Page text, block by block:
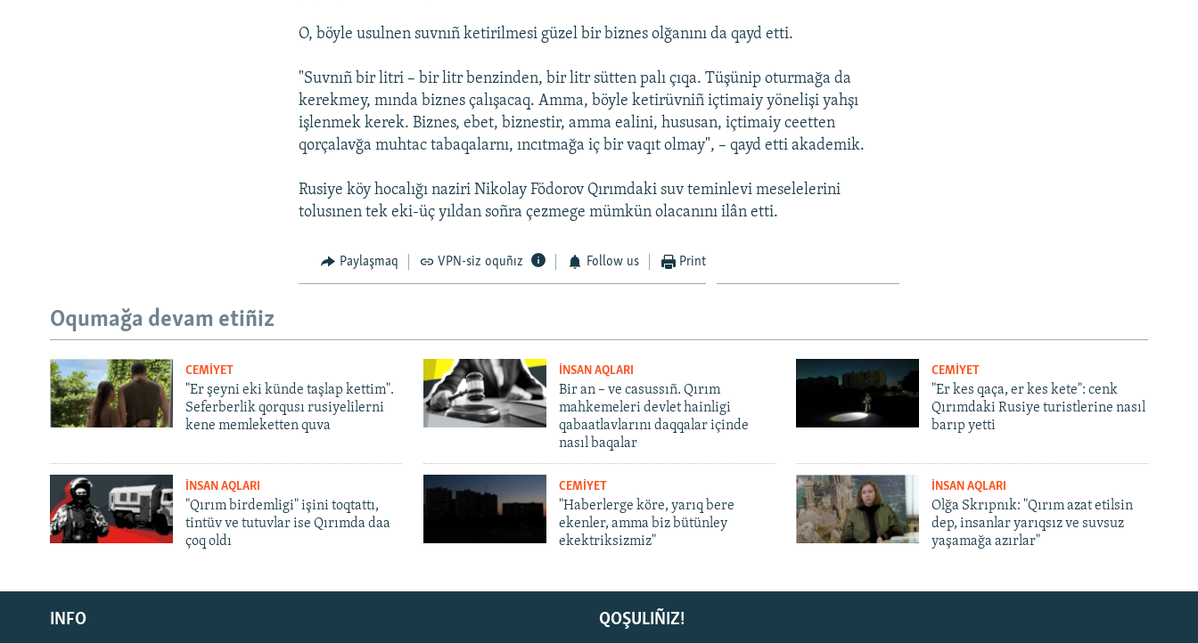
Русский
Українською
O, böyle usulnen suvnıñ ketirilmesi güzel bir biznes olğanını da qayd etti.
"Suvnıñ bir litri – bir litr benzinden, bir litr sütten palı çıqa. Tüşünip oturmağa da
kerekmey, mında biznes çalışacaq. Amma, böyle ketirüvniñ içtimaiy yönelişi yahşı
işlenmek kerek. Biznes, ebet, biznestir, amma ealini, hususan, içtimaiy ceetten
qorçalavğa muhtac tabaqalarnı, ıncıtmağa iç bir vaqıt olmay", – qayd etti akademik.
Rusiye köy hocalığı naziri Nikolay Födorov Qırımdaki suv teminlevi meselelerini
tolusınen tek eki-üç yıldan soñra çezmege mümkün olacanını ilân etti.
Paylaşmaq VPN-siz oquñız Follow us Print
Oqumağa devam etiñiz
CEMİYET
"Er şeyni eki künde taşlap kettim".
Seferberlik qorqusı rusiyelilerni
kene memleketten quva
İNSAN AQLARI
Bir an – ve casussıñ. Qırım
mahkemeleri devlet hainligi
qabaatlavlarını daqqalar içinde
nasıl baqalar
CEMİYET
"Er kes qaça, er kes kete": cenk
Qırımdaki Rusiye turistlerine nasıl
barıp yetti
İNSAN AQLARI
"Qırım birdemligi" işini toqtattı,
tintüv ve tutuvlar ise Qırımda daa
çoq oldı
CEMİYET
"Haberlerge köre, yarıq bere
ekenler, amma biz bütünley
ekektriksizmiz"
İNSAN AQLARI
Olğa Skrıpnık: "Qırım azat etilsin
dep, insanlar yarıqsız ve suvsuz
yaşamağa azırlar"
QOŞULIÑIZ!
INFO